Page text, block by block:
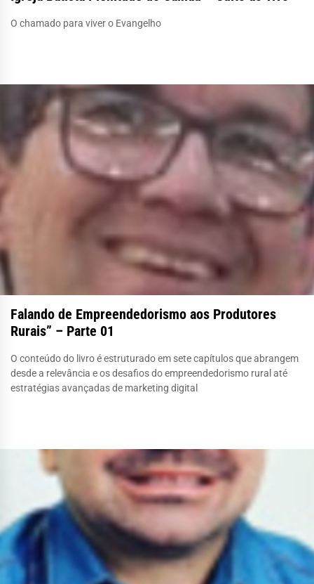
O chamado para viver o Evangelho
Falando de Empreendedorismo aos Produtores
Rurais” – Parte 01
O conteúdo do livro é estruturado em sete capítulos que abrangem
desde a relevância e os desafios do empreendedorismo rural até
estratégias avançadas de marketing digital